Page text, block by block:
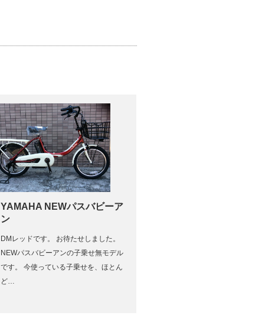
YAMAHA NEWパスバビーア
ン
DMレッドです。 お待たせしました。
NEWパスバビーアンの子乗せ無モデル
です。 今使っている子乗せを、ほとん
ど…